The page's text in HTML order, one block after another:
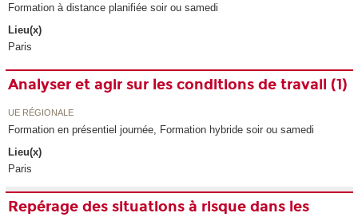
Formation à distance planifiée soir ou samedi
Lieu(x)
Paris
Analyser et agir sur les conditions de travail (1)
UE RÉGIONALE
Formation en présentiel journée, Formation hybride soir ou samedi
Lieu(x)
Paris
Repérage des situations à risque dans les